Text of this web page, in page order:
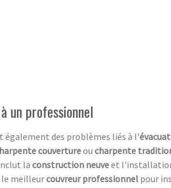
un professionnel
également des problèmes liés à l'
couvertureou charpente
la construction neuveet
le meilleurcouvreur professionnel pour